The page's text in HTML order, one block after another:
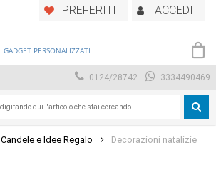
PREFERITI ACCEDI
GADGET PERSONALIZZATI
0124/28742 3334490469
Candele e Idee Regalo
Decorazioni natalizie